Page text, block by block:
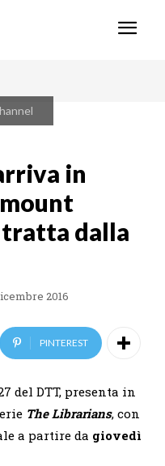
in
tratta dalla
2016
PINTEREST
del DTT, presenta in
The Librarians, con
a partire da giovedì